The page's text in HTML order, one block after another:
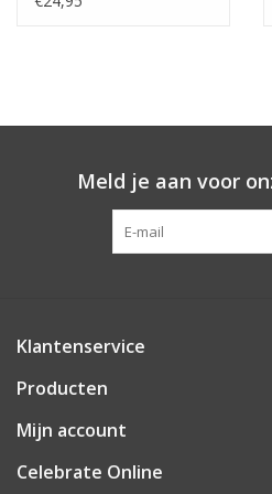
Meld je aan voor
Klantenservice
Producten
Mijn account
Celebrate Online